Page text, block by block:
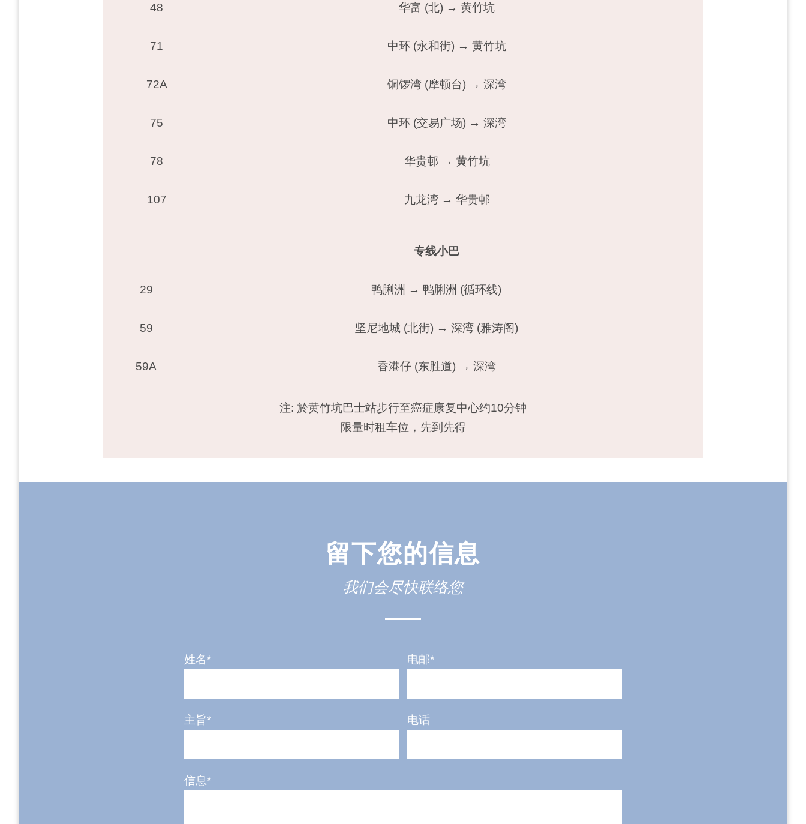
48 华富 (北) → 黄竹坑
71 中环 (永和街) → 黄竹坑
72A 铜锣湾 (摩顿台) → 深湾
75 中环 (交易广场) → 深湾
78 华贵邨 → 黄竹坑
107 九龙湾 → 华贵邨
专线小巴
29 鸭脷洲 → 鸭脷洲 (循环线)
59 坚尼地城 (北街) → 深湾 (雅涛阁)
59A 香港仔 (东胜道) → 深湾
注: 於黄竹坑巴士站步行至癌症康复中心约10分钟
限量时租车位，先到先得
留下您的信息
我们会尽快联络您
姓名* 电邮*
主旨* 电话
信息*